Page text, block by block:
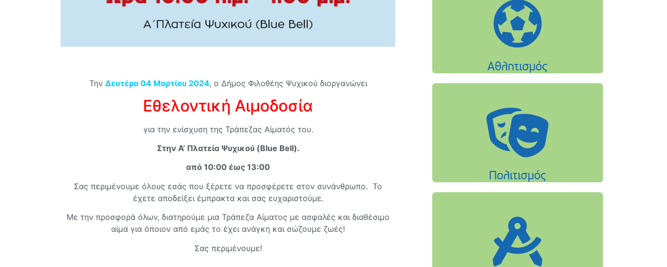
Την Δευτέρα 04 Μαρτίου 2024, ο Δήμος Φιλοθέης Ψυχικού διοργανώνει
Εθελοντική Αιμοδοσία
για την ενίσχυση της Τράπεζας Αίματός του.
Στην Α’ Πλατεία Ψυχικού (Blue Bell).
από 10:00 έως 13:00
Σας περιμένουμε όλους εσάς που ξέρετε να προσφέρετε στον συνάνθρωπο. Το
έχετε αποδείξει έμπρακτα και σας ευχαριστούμε.
Με την προσφορά όλων, διατηρούμε μια Τράπεζα Αίματος με ασφαλές και διαθέσιμο
αίμα για όποιον από εμάς το έχει ανάγκη και σώζουμε ζωές!
Σας περιμένουμε!